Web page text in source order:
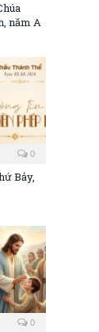
năm A
0
Bảy,
0